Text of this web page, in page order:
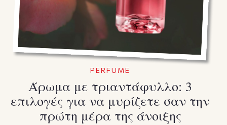
PERFUME
Άρωμα με τριαντάφυλλο: 3
επιλογές για να μυρίζετε σαν την
πρώτη μέρα της άνοιξης